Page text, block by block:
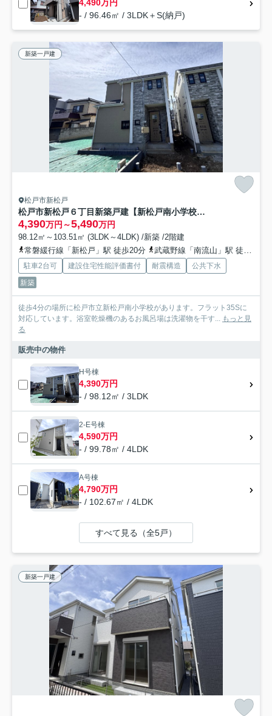
4,490万円
- / 96.46㎡ / 3LDK＋S(納戸)
新築一戸建
松戸市新松戸
松戸市新松戸６丁目新築戸建【新松戸南小学校：4分】
4,390万円～5,490万円
98.12㎡～103.51㎡ (3LDK～4LDK) /新築 /2階建
常磐緩行線「新松戸」駅 徒歩20分
武蔵野線「南流山」駅 徒歩25分
駐車2台可 建設住宅性能評価書付 耐震構造
公共下水
新築
徒歩4分の場所に松戸市立新松戸南小学校があります。フラット35Sに
対応しています。浴室乾燥機のあるお風呂場は洗濯物を干す... もっと見
る
販売中の物件
H号棟
4,390万円
- / 98.12㎡ / 3LDK
2-E号棟
4,590万円
- / 99.78㎡ / 4LDK
A号棟
4,790万円
- / 102.67㎡ / 4LDK
すべて見る（全5戸）
新築一戸建